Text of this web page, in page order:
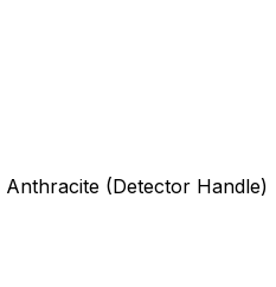
(Detector Handle)